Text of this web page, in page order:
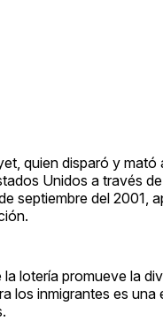
quien disparó y
Unidos a través
septiembre del
lotería promueve la
los inmigrantes es